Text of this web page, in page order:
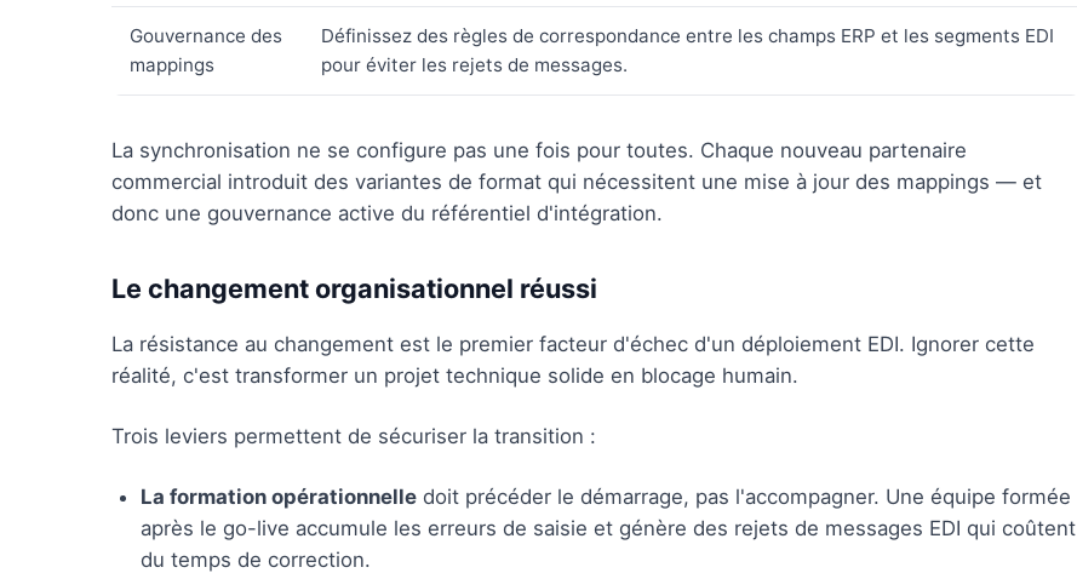
Gouvernance des
mappings
Définissez des règles de correspondance entre les champs ERP et les segments EDI
pour éviter les rejets de messages.
La synchronisation ne se configure pas une fois pour toutes. Chaque nouveau partenaire
commercial introduit des variantes de format qui nécessitent une mise à jour des mappings — et
donc une gouvernance active du référentiel d'intégration.
Le changement organisationnel réussi
La résistance au changement est le premier facteur d'échec d'un déploiement EDI. Ignorer cette
réalité, c'est transformer un projet technique solide en blocage humain.
Trois leviers permettent de sécuriser la transition :
La formation opérationnelle doit précéder le démarrage, pas l'accompagner. Une équipe formée
après le go-live accumule les erreurs de saisie et génère des rejets de messages EDI qui coûtent
du temps de correction.